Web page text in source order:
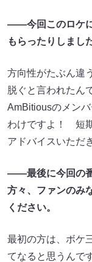
――今回このロケ
もらったりしまし
方向性がたぶん違
脱ぐと言われたん
AmBitiousのメン
わけですよ！ 短
アドバイスいただ
――最後に今回の
方々、ファンのみ
ください。
最初の方は、ボケ
てなると思うんで